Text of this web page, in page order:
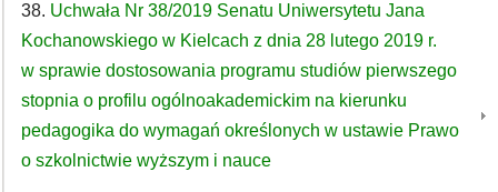
38. Uchwała Nr 38/2019 Senatu Uniwersytetu Jana
Kochanowskiego w Kielcach z dnia 28 lutego 2019 r.
w sprawie dostosowania programu studiów pierwszego
stopnia o profilu ogólnoakademickim na kierunku
pedagogika do wymagań określonych w ustawie Prawo
o szkolnictwie wyższym i nauce